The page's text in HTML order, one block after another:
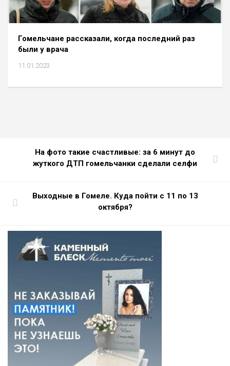
Гомельчане рассказали, когда последний раз
были у врача
11.01.2023
На фото такие счастливые: за 6 минут до
жуткого ДТП гомельчанки сделали селфи
Выходные в Гомеле. Куда пойти с 11 по 13
октября?